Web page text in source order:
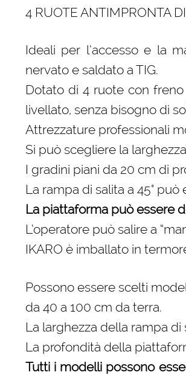
4 RUOTE ANTIMPRONTA
Ideali per l’accesso e la
nervato e saldato a TIG.
Dotato di 4 ruote con
livellato, senza bisogno di
Attrezzature professionali
Si può scegliere la
I gradini piani da 20 cm di
La rampa di salita a 45°
La piattaforma può essere
L’operatore può salire a
IKARO è imballato in
Possono essere scelti
da 40 a 100 cm da terra.
La larghezza della rampa
La profondità della
Tutti i modelli possono